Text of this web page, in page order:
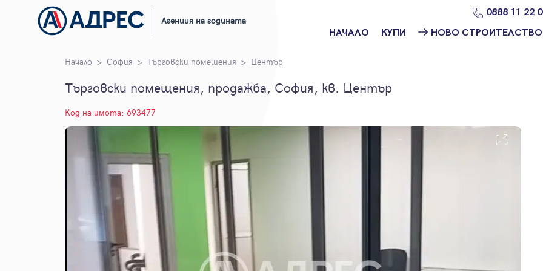
Агенция на годината
0888 11 22
НАЧАЛО КУПИ
Защо да купя
НОВО СТРОИТЕЛСТВО
Начало София Търговски помещения Център
Търговски помещения, продажба, София, кв. Център
Код на имота: 693477